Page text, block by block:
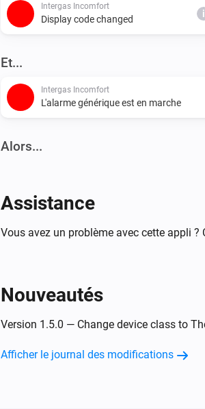
Intergas Incomfort
Display code changed i
Et...
Intergas Incomfort
L'alarme générique est en marche
Alors...
Assistance
Vous avez un problème avec cette appli ?
Nouveautés
Version 1.5.0 — Change device class to
Afficher le journal des modifications